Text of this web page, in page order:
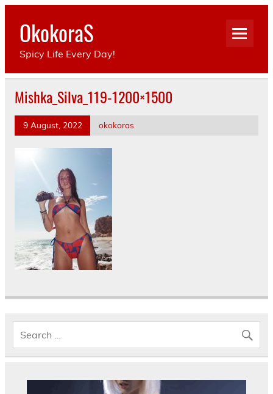
Skip
contentOkokoraS
Spicy Life Every Day!
Mishka_Silva_119-1200×1500
9 August, 2022 okokoras